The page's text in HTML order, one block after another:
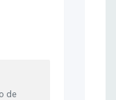
de